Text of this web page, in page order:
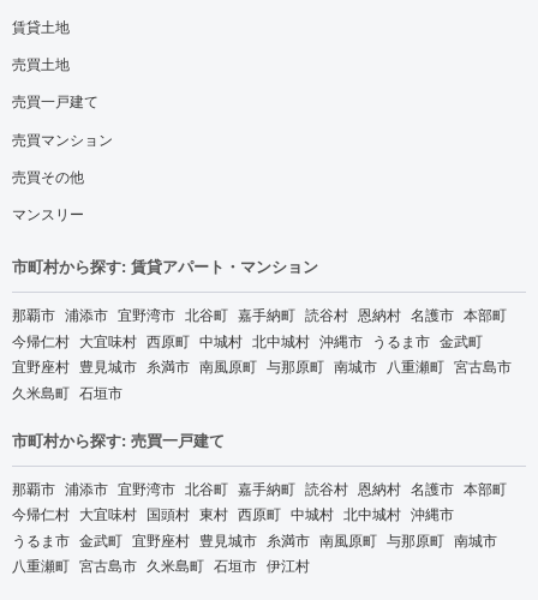
賃貸土地
売買土地
売買一戸建て
売買マンション
売買その他
マンスリー
市町村から探す: 賃貸アパート・マンション
那覇市 浦添市 宜野湾市 北谷町 嘉手納町 読谷村 恩納村 名護市 本部町
今帰仁村 大宜味村 西原町 中城村 北中城村 沖縄市 うるま市 金武町
宜野座村 豊見城市 糸満市 南風原町 与那原町 南城市 八重瀬町 宮古島市
久米島町 石垣市
市町村から探す: 売買一戸建て
那覇市 浦添市 宜野湾市 北谷町 嘉手納町 読谷村 恩納村 名護市 本部町
今帰仁村 大宜味村 国頭村 東村 西原町 中城村 北中城村 沖縄市
うるま市 金武町 宜野座村 豊見城市 糸満市 南風原町 与那原町 南城市
八重瀬町 宮古島市 久米島町 石垣市 伊江村